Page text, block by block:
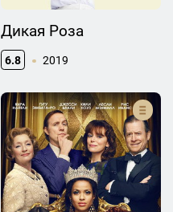
Дикая Роза
6.8 2019